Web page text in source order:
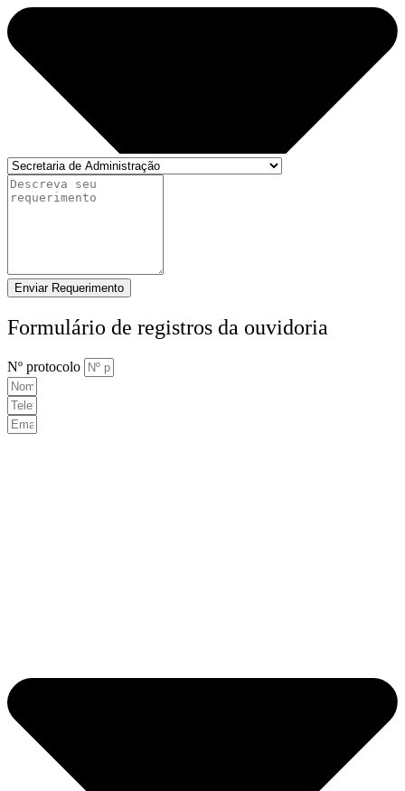
Enviar Requerimento
Formulário de registros da ouvidoria
Nº protocolo